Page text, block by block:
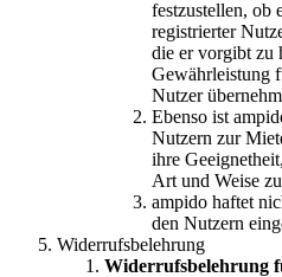
festzustellen, ob
registrierter
die er vorgibt zu
Gewährleistung
Nutzer
Ebenso ist
Nutzern zur
ihre
Art und Weise
ampido haftet
den Nutzern
Widerrufsbelehrung
Widerrufsbelehrung